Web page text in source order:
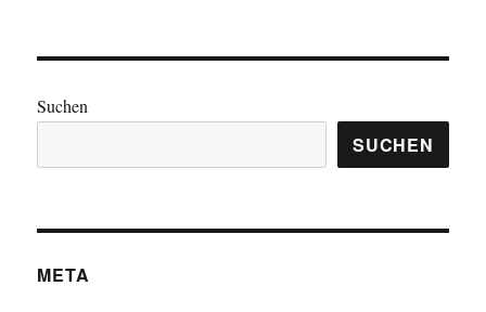
Suchen
SUCHEN
META